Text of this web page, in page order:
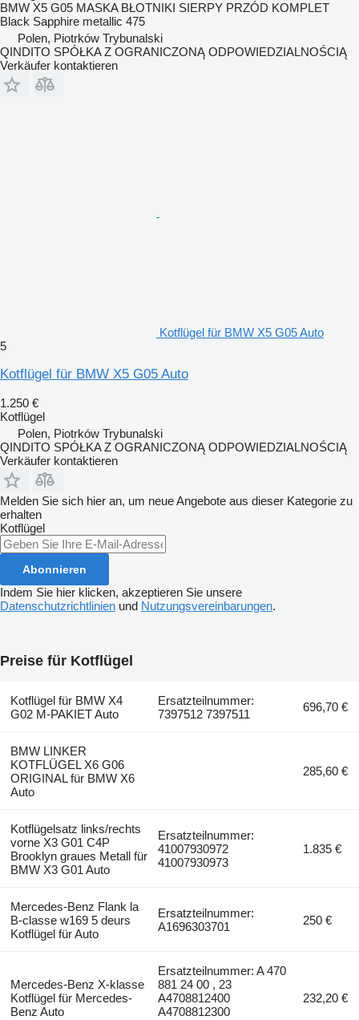
BMW X5 G05 MASKA BŁOTNIKI SIERPY PRZÓD KOMPLET
Black Sapphire metallic 475
Polen, Piotrków Trybunalski
QINDITO SPÓŁKA Z OGRANICZONĄ ODPOWIEDZIALNOŚCIĄ
Verkäufer kontaktieren
Kotflügel für BMW X5 G05 Auto
5
Kotflügel für BMW X5 G05 Auto
1.250 €
Kotflügel
Polen, Piotrków Trybunalski
QINDITO SPÓŁKA Z OGRANICZONĄ ODPOWIEDZIALNOŚCIĄ
Verkäufer kontaktieren
Melden Sie sich hier an, um neue Angebote aus dieser Kategorie zu
erhalten
Kotflügel
Abonnieren
Indem Sie hier klicken, akzeptieren Sie unsere
Datenschutzrichtlinien und Nutzungsvereinbarungen.
Preise für Kotflügel
Kotflügel für BMW X4
G02 M-PAKIET Auto
Ersatzteilnummer:
7397512 7397511
696,70 €
BMW LINKER
KOTFLÜGEL X6 G06
ORIGINAL für BMW X6
Auto
285,60 €
Kotflügelsatz links/rechts
vorne X3 G01 C4P
Brooklyn graues Metall für
BMW X3 G01 Auto
Ersatzteilnummer:
41007930972
41007930973
1.835 €
Mercedes-Benz Flank la
B-classe w169 5 deurs
Kotflügel für Auto
Ersatzteilnummer:
A1696303701
250 €
Mercedes-Benz X-klasse
Kotflügel für Mercedes-
Benz Auto
Ersatzteilnummer: A 470
881 24 00 , 23
A4708812400
A4708812300
232,20 €